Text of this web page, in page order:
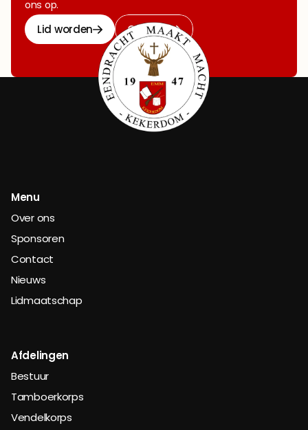
ons op.
Lid worden Contact
Menu
Over ons
Sponsoren
Contact
Nieuws
Lidmaatschap
Afdelingen
Bestuur
Tamboerkorps
Vendelkorps